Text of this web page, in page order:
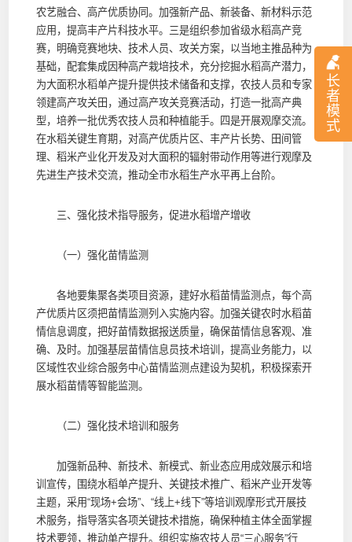
长
者
模
式
农艺融合、高产优质协同。加强新产品、新装备、新材料示范
应用，提高丰产片科技水平。三是组织参加省级水稻高产竞
赛，明确竞赛地块、技术人员、攻关方案，以当地主推品种为
基础，配套集成因种高产栽培技术，充分挖掘水稻高产潜力，
为大面积水稻单产提升提供技术储备和支撑，农技人员和专家
领建高产攻关田，通过高产攻关竞赛活动，打造一批高产典
型，培养一批优秀农技人员和种植能手。四是开展观摩交流。
在水稻关键生育期，对高产优质片区、丰产片长势、田间管
理、稻米产业化开发及对大面积的辐射带动作用等进行观摩及
先进生产技术交流，推动全市水稻生产水平再上台阶。
三、强化技术指导服务，促进水稻增产增收
（一）强化苗情监测
各地要集聚各类项目资源，建好水稻苗情监测点，每个高
产优质片区须把苗情监测列入实施内容。加强关键农时水稻苗
情信息调度，把好苗情数据报送质量，确保苗情信息客观、准
确、及时。加强基层苗情信息员技术培训，提高业务能力，以
区域性农业综合服务中心苗情监测点建设为契机，积极探索开
展水稻苗情等智能监测。
（二）强化技术培训和服务
加强新品种、新技术、新模式、新业态应用成效展示和培
训宣传，围绕水稻单产提升、关键技术推广、稻米产业开发等
主题，采用“现场+会场”、“线上+线下”等培训观摩形式开展技
术服务，指导落实各项关键技术措施，确保种植主体全面掌握
技术要领，推动单产提升。组织实施农技人员“三心服务”行